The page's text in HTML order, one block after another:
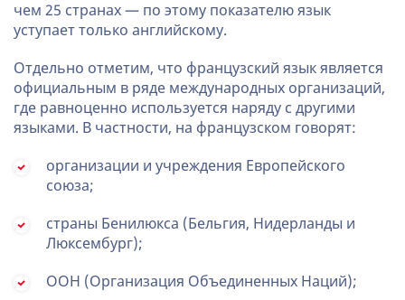
чем 25 странах — по этому показателю язык
уступает только английскому.
Отдельно отметим, что французский язык является
официальным в ряде международных организаций,
где равноценно используется наряду с другими
языками. В частности, на французском говорят:
организации и учреждения Европейского
союза;
страны Бенилюкса (Бельгия, Нидерланды и
Люксембург);
ООН (Организация Объединенных Наций);